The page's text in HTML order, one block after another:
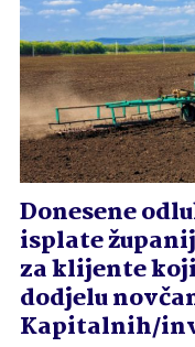
Donesene
isplate
za klijente
dodjelu
Kapitalnih/